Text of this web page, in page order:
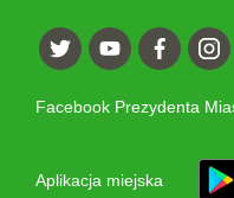
Facebook Prezydenta
Aplikacja miejska